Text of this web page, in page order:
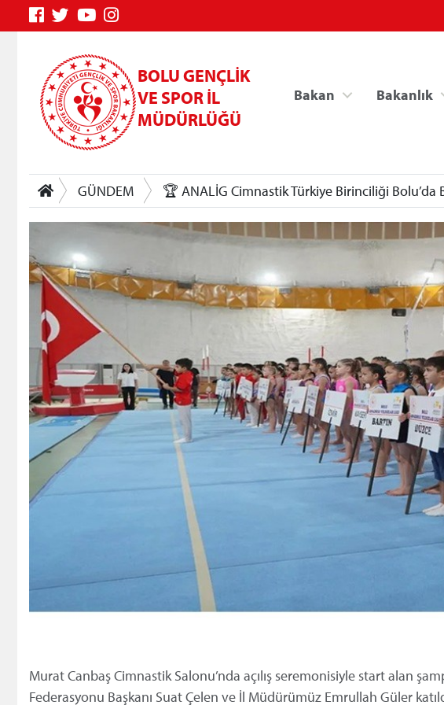
BOLU GENÇLİK
VE SPOR İL
MÜDÜRLÜĞÜ
Bakan Bakanlık
GÜNDEM 🏆 ANALİG Cimnastik Türkiye Birinciliği Bolu’da
Murat Canbaş Cimnastik Salonu’nda açılış seremonisiyle start alan
Federasyonu Başkanı Suat Çelen ve İl Müdürümüz Emrullah Güler
Genç Bilgi Sistemi Spor Bilgi